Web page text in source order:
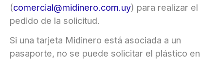
(comercial@midinero.com.uy) para realizar el
pedido de la solicitud.
Si una tarjeta Midinero está asociada a un
pasaporte, no se puede solicitar el plástico en